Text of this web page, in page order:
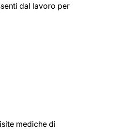
dal lavoro per
mediche di